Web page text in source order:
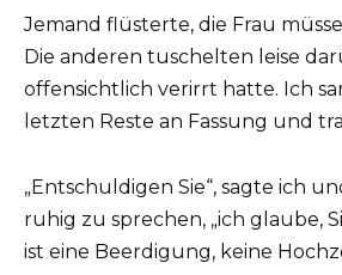
Jemand flüsterte, die Frau
Die anderen tuschelten leise
offensichtlich verirrt hatte. Ich
letzten Reste an Fassung und
„Entschuldigen Sie“, sagte ich
ruhig zu sprechen, „ich glaube,
ist eine Beerdigung, keine